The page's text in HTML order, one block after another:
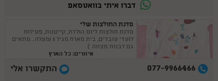
דברו איתי בוואטסאפ
סדנת החולצות שלי
סדנת חולצות ליום הולדת, קייטנות, פעילות
לועדי עובדים, בית מארח מגיל 5 ומעלה.. מתאים
גם לבנות מצווה :)
איזורים: כל הארץ
077-9966466 התקשרו אלי